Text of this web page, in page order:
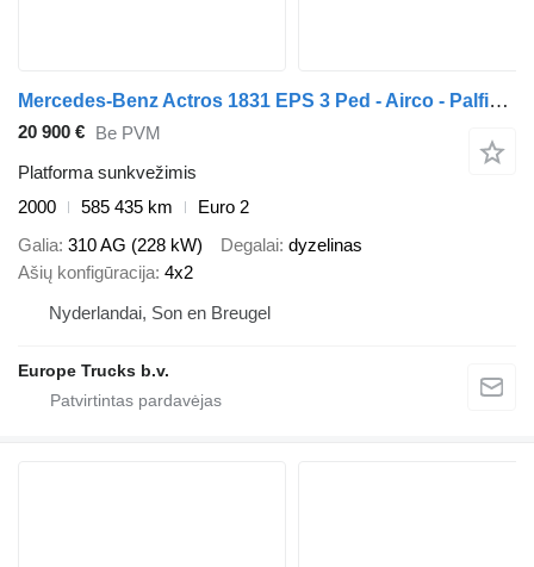
Mercedes-Benz Actros 1831 EPS 3 Ped - Airco - Palfinger PK16000
20 900 € Be PVM
Platforma sunkvežimis
2000
585 435 km
Euro 2
Galia 310 AG (228 kW) Degalai dyzelinas
Ašių konfigūracija 4x2
Nyderlandai, Son en Breugel
Europe Trucks b.v.